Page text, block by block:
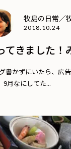
牧島の日常／
2018.10.24
てきました
書かずにいたら、広
月なにしてた...